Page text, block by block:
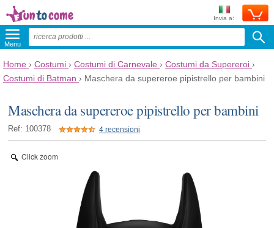
Invia a:
Menu
Home › Costumi › Costumi di Carnevale › Costumi da Supereroi ›
Costumi di Batman › Maschera da supereroe pipistrello per bambini
Maschera da supereroe pipistrello per bambini
Ref: 100378 4 recensioni
Click zoom